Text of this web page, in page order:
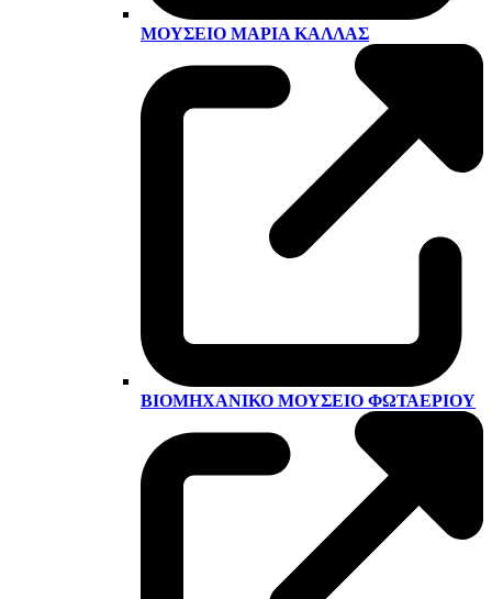
ΜΟΥΣΕΊΟ ΜΑΡΊΑ ΚΆΛΛΑΣ
ΒΙΟΜΗΧΑΝΙΚΌ ΜΟΥΣΕΊΟ ΦΩΤΑΕΡΊΟΥ